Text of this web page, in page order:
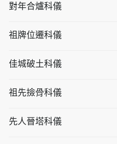
對年合爐科儀
祖牌位遷科儀
佳城破土科儀
祖先撿骨科儀
先人晉塔科儀